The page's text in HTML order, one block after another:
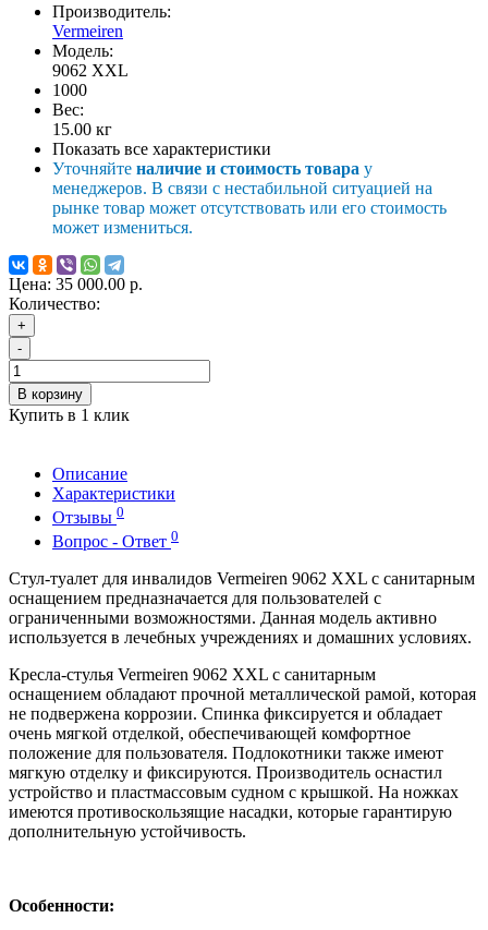
Производитель:
Vermeiren
Модель:
9062 XXL
1000
Вес:
15.00 кг
Показать все характеристики
Уточняйте наличие и стоимость товара у
менеджеров. В связи с нестабильной ситуацией на
рынке товар может отсутствовать или его стоимость
может измениться.
Цена: 35 000.00 р.
Количество:
+
-
В корзину
Купить в 1 клик
Описание
Характеристики
Отзывы 0
Вопрос - Ответ 0
Стул-туалет для инвалидов Vermeiren 9062 XXL с санитарным
оснащением предназначается для пользователей с
ограниченными возможностями. Данная модель активно
используется в лечебных учреждениях и домашних условиях.
Кресла-стулья Vermeiren 9062 XXL с санитарным
оснащением обладают прочной металлической рамой, которая
не подвержена коррозии. Спинка фиксируется и обладает
очень мягкой отделкой, обеспечивающей комфортное
положение для пользователя. Подлокотники также имеют
мягкую отделку и фиксируются. Производитель оснастил
устройство и пластмассовым судном с крышкой. На ножках
имеются противоскользящие насадки, которые гарантирую
дополнительную устойчивость.
Особенности: